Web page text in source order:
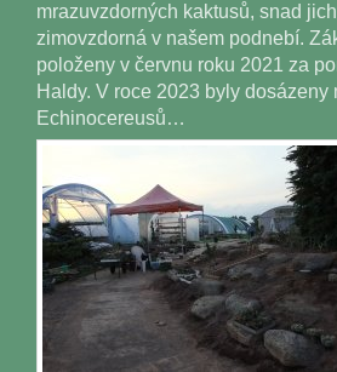
mrazuvzdorných kaktusů, snad
zimovzdorná v našem podnebí.
položeny v červnu roku 2021 za
Haldy. V roce 2023 byly dosázeny
Echinocereusů…